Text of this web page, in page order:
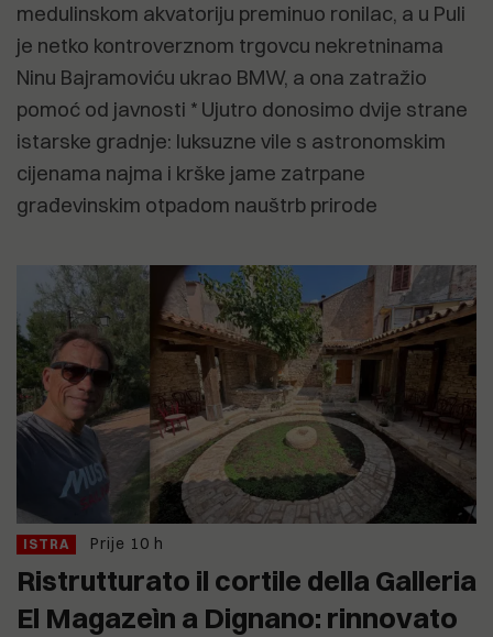
medulinskom akvatoriju preminuo ronilac, a u Puli
je netko kontroverznom trgovcu nekretninama
Ninu Bajramoviću ukrao BMW, a ona zatražio
pomoć od javnosti * Ujutro donosimo dvije strane
istarske gradnje: luksuzne vile s astronomskim
cijenama najma i krške jame zatrpane
građevinskim otpadom nauštrb prirode
ISTRA Prije 10 h
Ristrutturato il cortile della Galleria
El Magazeìn a Dignano: rinnovato